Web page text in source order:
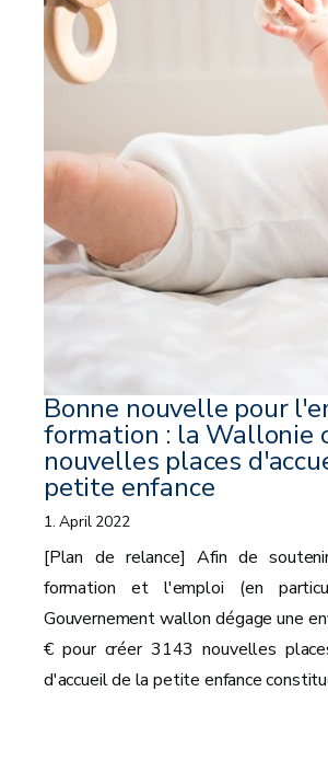
Bonne nouvelle pour
formation : la Wallonie
nouvelles places
petite enfance
1. April 2022
[Plan de relance] Afin de
formation et l'emploi (en
Gouvernement wallon dégage une
€ pour créer 3143 nouvelles
d'accueil de la petite enfance